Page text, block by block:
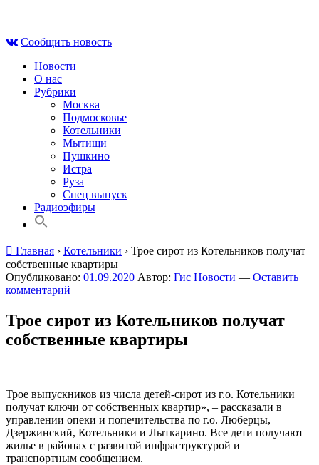
contentСообщить новость
Новости
О нас
Рубрики
Москва
Подмосковье
Котельники
Мытищи
Пушкино
Истра
Руза
Спец выпуск
Радиоэфиры
Главная › Котельники › Трое сирот из Котельников получат
собственные квартиры
Опубликовано: 01.09.2020 Автор: Гис Новости — Оставить
комментарий
Трое сирот из Котельников получат
собственные квартиры
Трое выпускников из числа детей-сирот из г.о. Котельники
получат ключи от собственных квартир», – рассказали в
управлении опеки и попечительства по г.о. Люберцы,
Дзержинский, Котельники и Лыткарино. Все дети получают
жилье в районах с развитой инфраструктурой и
транспортным сообщением.